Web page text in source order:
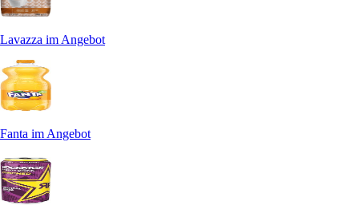
Lavazza im Angebot
Fanta im Angebot